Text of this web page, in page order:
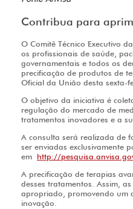
Contribua para
O Comitê Técnico Executivo
os profissionais de saúde,
governamentais e todos os
precificação de produtos de
Oficial da União desta sexta-
O objetivo da iniciativa é
regulação do mercado de
tratamentos inovadores e a
A consulta será realizada de
ser enviadas exclusivamente
em http://
A precificação de terapias
desses tratamentos. Assim,
apropriado, promovendo um
inovação.